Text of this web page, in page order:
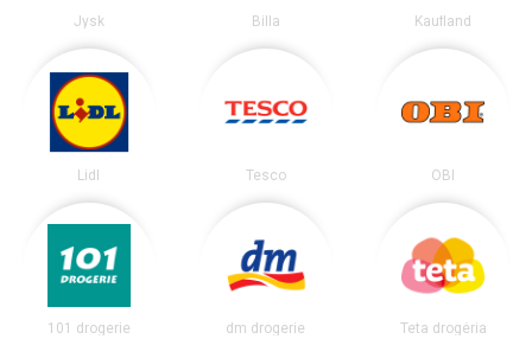
Jysk Billa Kaufland
Lidl Tesco OBI
101 drogerie dm drogerie Teta drogéria